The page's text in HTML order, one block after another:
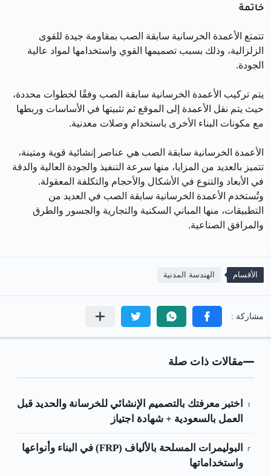
خاتمة
تتمتع الأعمدة الخرسانية سابقة الصب بمقاومة جيدة للقوى
الزلزالية، وذلك بسبب تصميمها القوي واستخدامها لمواد عالية
الجودة.
يتم تركيب الأعمدة الخرسانية سابقة الصب وفقًا لخطوات محددة،
حيث يتم نقل الأعمدة إلى الموقع ثم تثبيتها في الأساسات وربطها
مع مكونات البناء الأخرى باستخدام وصلات معدنية.
الأعمدة الخرسانية سابقة الصب هي عناصر إنشائية قوية ومتينة،
تتميز بالعديد من المزايا، منها سرعة التنفيذ والجودة العالية والدقة
في الأبعاد والتنوع في الأشكال والأحجام والتكلفة المعقولة.
وتُستخدم الأعمدة الخرسانية سابقة الصب في العديد من
التطبيقات، منها المباني السكنية والتجارية والجسور والطرق
والمرافق الصناعية.
الأقسام الهندسة المدنية
مقالات ذات صلة
اختبر معرفتك بالتصميم الإنشائي للخرسانة والحديد قبل
العمل بالسعودية + شهادة اجتياز
البوليمرات المسلحة بالألياف (FRP) في البناء وأنواعها
واستخداماتها